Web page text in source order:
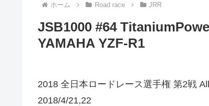
ホーム Road race JRR
JSB1000 #64
YAMAHA YZF-R1
2018 全日本ロードレース選手権 第2戦
2018/4/21,22